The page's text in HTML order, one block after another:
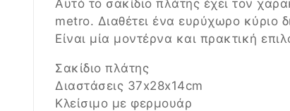
Αυτό το σακίδιο πλάτης έχει τον
metro. Διαθέτει ένα ευρύχωρο κύριο
Είναι μία μοντέρνα και πρακτική
Σακίδιο πλάτης
Διαστάσεις 37x28x14cm
Κλείσιμο με φερμουάρ